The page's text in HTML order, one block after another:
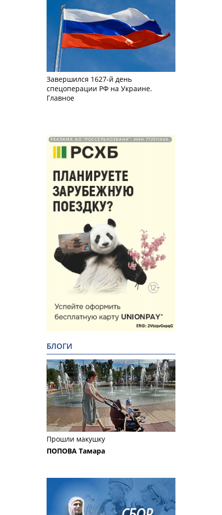
Завершился 1627-й день
спецоперации РФ на Украине.
Главное
РЕКЛАМА АО "РОССЕЛЬХОЗБАНК". ИНН 772511448.
БЛОГИ
Прошли макушку
ПОПОВА Тамара